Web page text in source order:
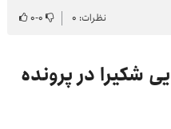
نظرات: ۰ ۰-۰
یورویی شکیرا در پرونده